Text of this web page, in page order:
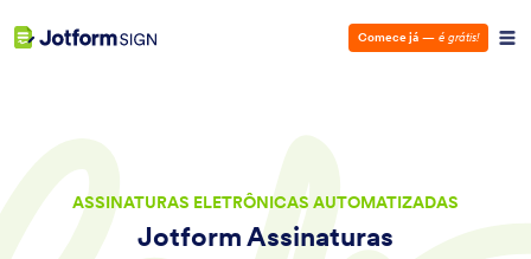
Comece já — é grátis!
ASSINATURAS ELETRÔNICAS AUTOMATIZADAS
Jotform Assinaturas